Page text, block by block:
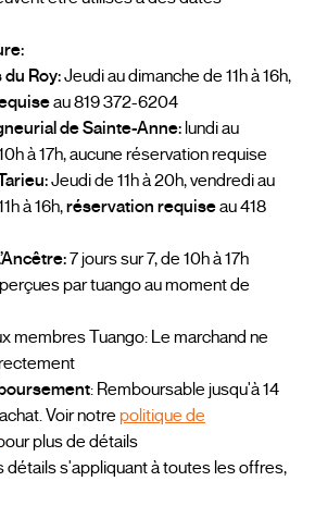
Roy:Jeudi au dimanche de 11h à 16h,
au 819 372-6204
de Sainte-Anne: lundi au
à 17h, aucune réservation requise
Jeudi de 11h à 20h, vendredi au
à 16h,réservation requiseau 418
7 jours sur 7, de 10h à 17h
par tuango au moment de
membres Tuango: Le marchand ne
: Remboursable jusqu'à 14
Voir notre politique de
plus de détails
détails s'appliquant à toutes les offres,